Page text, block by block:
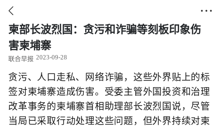
 
柬部长波烈国：贪污和诈骗等刻板印象伤
害柬埔寨
联合早报 2023-09-28
贪污、人口走私、网络诈骗，这些外界贴上的标
签对柬埔寨造成伤害。受委主管外国投资和治理
改革事务的柬埔寨首相助理部长波烈国说，尽管
当局已采取行动处理这些问题，但外界持续对柬